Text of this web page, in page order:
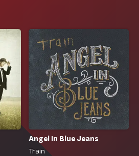
Angel In Blue Jeans
Train